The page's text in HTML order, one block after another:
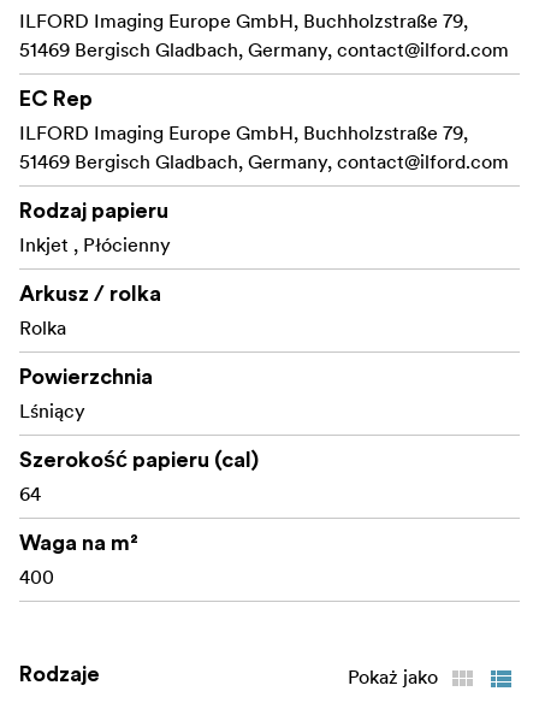
Nanoporowata powłoka
Szybkie schnięcie umożliwiające drukowanie z dużą
prędkością
ILFORD Imaging Europe GmbH, Buchholzstraße 79,
51469 Bergisch Gladbach, Germany, contact@ilford.com
EC Rep
ILFORD Imaging Europe GmbH, Buchholzstraße 79,
51469 Bergisch Gladbach, Germany, contact@ilford.com
Rodzaj papieru
Inkjet , Płócienny
Arkusz / rolka
Rolka
Powierzchnia
Lśniący
Szerokość papieru (cal)
64
Waga na m²
400
Rodzaje Pokaż jako